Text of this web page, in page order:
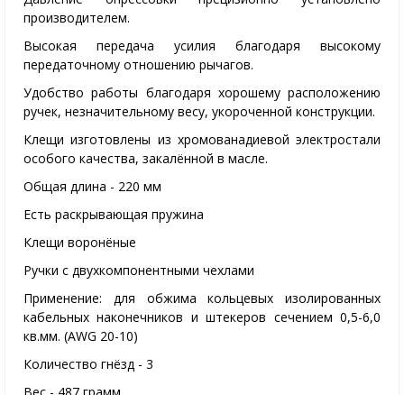
производителем.
Высокая передача усилия благодаря высокому
передаточному отношению рычагов.
Удобство работы благодаря хорошему расположению
ручек, незначительному весу, укороченной конструкции.
Клещи изготовлены из хромованадиевой электростали
особого качества, закалённой в масле.
Общая длина - 220 мм
Есть раскрывающая пружина
Клещи воронёные
Ручки с двухкомпонентными чехлами
Применение: для обжима кольцевых изолированных
кабельных наконечников и штекеров сечением 0,5-6,0
кв.мм. (AWG 20-10)
Количество гнёзд - 3